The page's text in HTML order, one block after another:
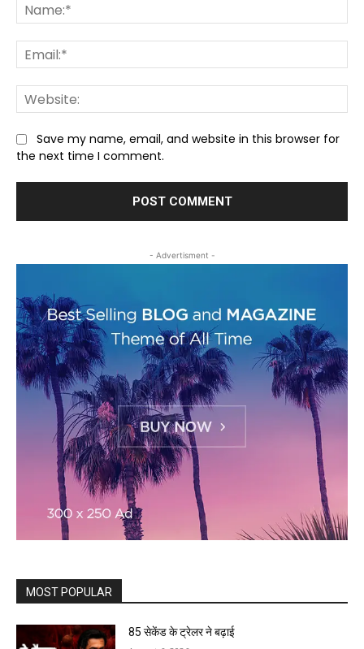
Save my name, email, and website in this browser for
the next time I comment.
- Advertisment -
MOST POPULAR
85 सेकेंड के ट्रेलर ने बढ़ाई